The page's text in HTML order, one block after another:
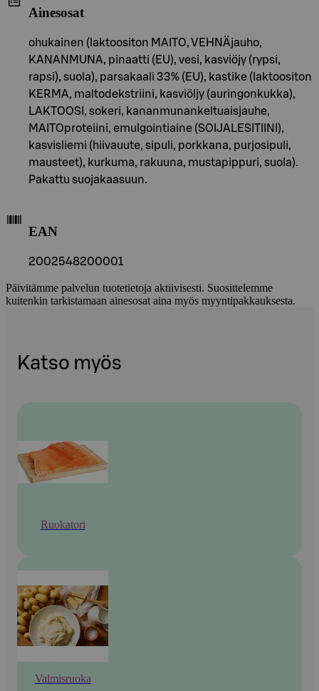
Ainesosat
ohukainen (laktoositon MAITO, VEHNÄjauho,
KANANMUNA, pinaatti (EU), vesi, kasviöjy (rypsi,
rapsi), suola), parsakaali 33% (EU), kastike (laktoositon
KERMA, maltodekstriini, kasviöljy (auringonkukka),
LAKTOOSI, sokeri, kananmunankeltuaisjauhe,
MAITOproteiini, emulgointiaine (SOIJALESITIINI),
kasvisliemi (hiivauute, sipuli, porkkana, purjosipuli,
mausteet), kurkuma, rakuuna, mustapippuri, suola).
Pakattu suojakaasuun.
EAN
2002548200001
Päivitämme palvelun tuotetietoja aktiivisesti. Suosittelemme
kuitenkin tarkistamaan ainesosat aina myös myyntipakkauksesta.
Katso myös
Ruokatori
Valmisruoka